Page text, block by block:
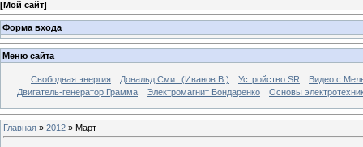
[Мой сайт]
Форма входа
Меню сайта
Свободная энергия Дональд Смит (Иванов В.) Устройство SR
Видео с
Двигатель-генератор Грамма
Электромагнит Бондаренко Основы
Главная » 2012 » Март